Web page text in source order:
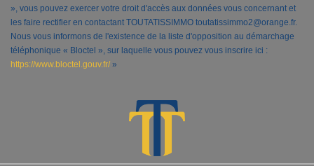
», vous pouvez exercer votre droit d'accès aux données vous concernant et
les faire rectifier en contactant TOUTATISSIMMO toutatissimmo2@orange.fr.
Nous vous informons de l'existence de la liste d'opposition au démarchage
téléphonique « Bloctel », sur laquelle vous pouvez vous inscrire ici :
https://www.bloctel.gouv.fr/ »